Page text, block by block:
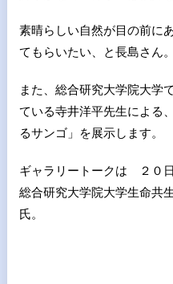
素晴らしい自然が目の前に
てもらいたい、と長島さん。
また、総合研究大学院大学
ている寺井洋平先生による
るサンゴ」を展示します。
ギャラリートークは ２０
総合研究大学院大学生命共
氏。